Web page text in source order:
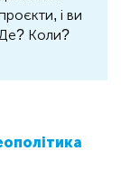
і ви
Коли?